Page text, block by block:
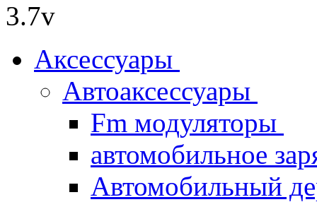
3.7v
Аксессуары
Автоаксессуары
Fm модуляторы
автомобильное
Автомобильный